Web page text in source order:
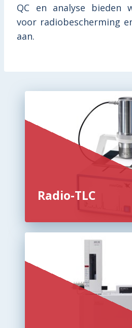
QC en analyse bieden
voor radiobescherming
aan.
Radio-TLC